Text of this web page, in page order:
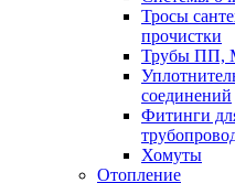
Тросы
прочистки
Трубы ПП,
соединений
Фитинги
Хомуты
Отопление